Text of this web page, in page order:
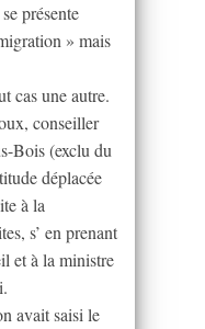
présente
» mais
cas une autre.
conseiller
Bois (exclu du
déplacée
à la
s’ en prenant
et à la ministre
avait saisi le